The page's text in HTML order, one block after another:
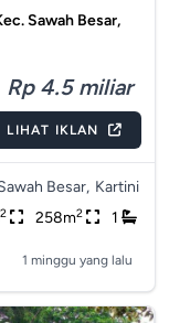
Sawah Besar,
Rp 4.5 miliar
LIHAT IKLAN
Besar, Kartini
2 258m2 1
1 minggu yang lalu